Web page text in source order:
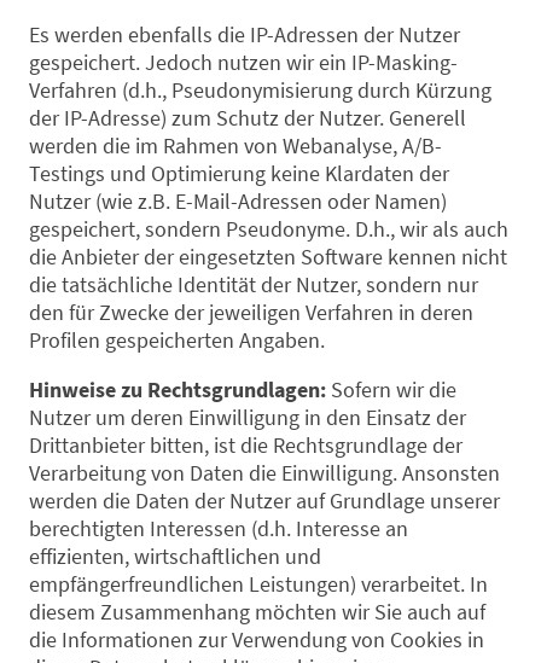
Es werden ebenfalls die IP-Adressen der Nutzer
gespeichert. Jedoch nutzen wir ein IP-Masking-
Verfahren (d.h., Pseudonymisierung durch Kürzung
der IP-Adresse) zum Schutz der Nutzer. Generell
werden die im Rahmen von Webanalyse, A/B-
Testings und Optimierung keine Klardaten der
Nutzer (wie z.B. E-Mail-Adressen oder Namen)
gespeichert, sondern Pseudonyme. D.h., wir als auch
die Anbieter der eingesetzten Software kennen nicht
die tatsächliche Identität der Nutzer, sondern nur
den für Zwecke der jeweiligen Verfahren in deren
Profilen gespeicherten Angaben.
Hinweise zu Rechtsgrundlagen: Sofern wir die
Nutzer um deren Einwilligung in den Einsatz der
Drittanbieter bitten, ist die Rechtsgrundlage der
Verarbeitung von Daten die Einwilligung. Ansonsten
werden die Daten der Nutzer auf Grundlage unserer
berechtigten Interessen (d.h. Interesse an
effizienten, wirtschaftlichen und
empfängerfreundlichen Leistungen) verarbeitet. In
diesem Zusammenhang möchten wir Sie auch auf
die Informationen zur Verwendung von Cookies in